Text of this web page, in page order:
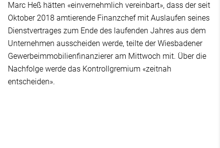
Marc Heß hätten «einvernehmlich vereinbart», dass der seit
Oktober 2018 amtierende Finanzchef mit Auslaufen seines
Dienstvertrages zum Ende des laufenden Jahres aus dem
Unternehmen ausscheiden werde, teilte der Wiesbadener
Gewerbeimmobilienfinanzierer am Mittwoch mit. Über die
Nachfolge werde das Kontrollgremium «zeitnah
entscheiden».